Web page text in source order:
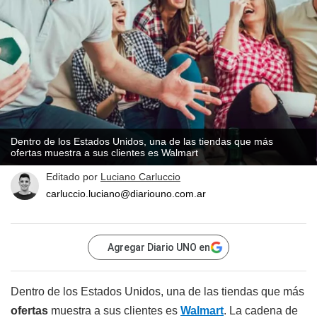
Dentro de los Estados Unidos, una de las tiendas que más
ofertas muestra a sus clientes es Walmart
Editado por Luciano Carluccio
carluccio.luciano@diariouno.com.ar
Agregar Diario UNO en
Dentro de los Estados Unidos, una de las tiendas que más
ofertas muestra a sus clientes es Walmart. La cadena de